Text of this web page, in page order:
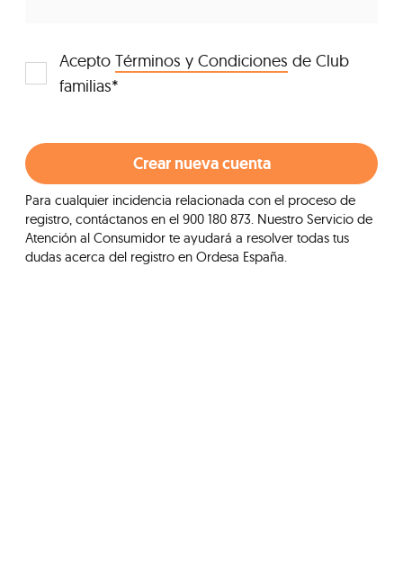
Acepto Términos y Condiciones de Club
familias*
Para cualquier incidencia relacionada con el proceso de
registro, contáctanos en el 900 180 873. Nuestro Servicio de
Atención al Consumidor te ayudará a resolver todas tus
dudas acerca del registro en Ordesa España.